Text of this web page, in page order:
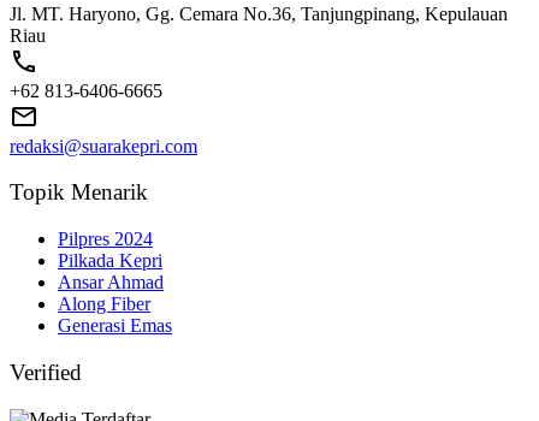
Jl. MT. Haryono, Gg. Cemara No.36, Tanjungpinang, Kepulauan
Riau
+62 813-6406-6665
redaksi@suarakepri.com
Topik Menarik
Pilpres 2024
Pilkada Kepri
Ansar Ahmad
Along Fiber
Generasi Emas
Verified